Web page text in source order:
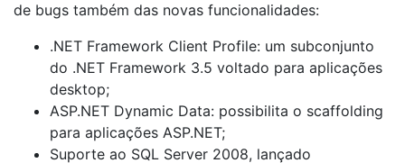
de bugs também das novas funcionalidades:
.NET Framework Client Profile: um subconjunto
do .NET Framework 3.5 voltado para aplicações
desktop;
ASP.NET Dynamic Data: possibilita o scaffolding
para aplicações ASP.NET;
Suporte ao SQL Server 2008, lançado